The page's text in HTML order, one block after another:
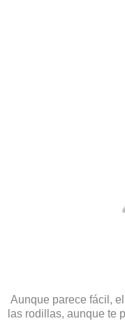
Aunque parece fácil,
las rodillas, aunque te